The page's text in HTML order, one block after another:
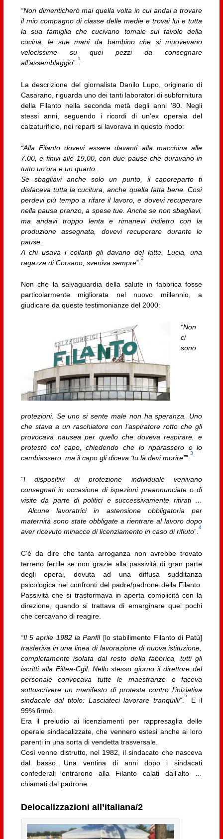
“Non dimenticherò mai quella volta in cui andai a trovare
il mio compagno di classe delle medie e trovai lui e tutta
la sua famiglia che cucivano tomaie sul tavolo della
cucina, le sue mani da bambino che si muovevano
velocissime su quei pezzi da consegnare
all’assemblaggio”.
1
La descrizione del giornalista Danilo Lupo, originario di
Casarano, riguarda uno dei tanti laboratori di subfornitura
della Filanto nella seconda metà degli anni ’80. Negli
stessi anni, seguendo i ricordi di un’ex operaia del
calzaturificio, nei reparti si lavorava in questo modo:
“Alla Filanto dovevi essere davanti alla macchina alle
7.00, e finivi alle 19,00, con due pause che duravano in
tutto un’ora e un quarto.
Se sbagliavi anche solo un punto, il caporeparto ti
disfaceva tutta la cucitura, anche quella fatta bene. Così
perdevi più tempo a rifare il lavoro, e dovevi recuperare
nella pausa pranzo, a spese tue. Anche se non sbagliavi,
ma andavi troppo lenta e rimanevi indietro con la
produzione assegnata, dovevi recuperare durante le
pause.
A chi usava i collanti gli davano del latte. Lucia, una
ragazza di Corsano, sveniva sempre”.
2
Non che la salvaguardia della salute in fabbrica fosse
particolarmente migliorata nel nuovo millennio, a
giudicare da queste testimonianze del 2000:
“Non
ci
sono
protezioni. Se uno si sente male non ha speranza. Uno
che stava a un raschiatore con l’aspiratore rotto che gli
provocava nausea per quello che doveva respirare, e
protestò col capo, chiedendo che lo riparassero o lo
cambiassero, ma il capo gli diceva ‘tu là devi morire’’”.
3
“I dispositivi di protezione individuale venivano
consegnati in occasione di ispezioni preannunciate o di
visite da parte di politici e successivamente ritirati …
Alcune lavoratrici in astensione obbligatoria per
maternità sono state obbligate a rientrare al lavoro dopo
aver ricevuto minacce di licenziamento in caso di rifiuto”.
4
C’è da dire che tanta arroganza non avrebbe trovato
terreno fertile se non grazie alla passività di gran parte
degli operai, dovuta ad una diffusa sudditanza
psicologica nei confronti del padre/padrone della Filanto.
Passività che si trasformava in aperta complicità con la
direzione, quando si trattava di emarginare quei pochi
che cercavano di reagire.
“Il 5 aprile 1982 la Panfil [lo stabilimento Filanto di Patù]
trasferiva in una linea di lavorazione di nuova istituzione,
completamente isolata dal resto della fabbrica, tutti gli
iscritti alla Filtea-Cgil. Nello stesso giorno il direttore del
personale convocava tutte le maestranze e faceva
sottoscrivere un manifesto di protesta contro l’iniziativa
sindacale dal titolo: Lasciateci lavorare tranquilli”.
5
E il
99% firmò.
Era il preludio ai licenziamenti per rappresaglia delle
operaie sindacalizzate, che vennero estesi anche ai loro
parenti in una sorta di vendetta trasversale.
Così venne distrutto, nel 1982, il sindacato che nasceva
dal basso. Una ventina di anni dopo i sindacati
confederali entrarono alla Filanto calati dall’alto …
chiamati dal padrone.
Delocalizzazioni all’italiana/2